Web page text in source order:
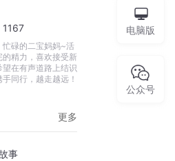
1167
忙碌的二宝妈妈~活
精力，喜欢接受新
在有声道路上结识
同行，越走越远！
更多
事
电脑版
公众号